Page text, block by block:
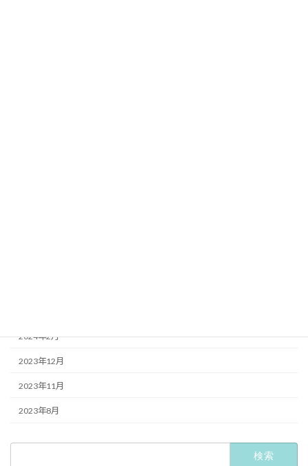
2024年2月
2023年12月
2023年11月
2023年8月